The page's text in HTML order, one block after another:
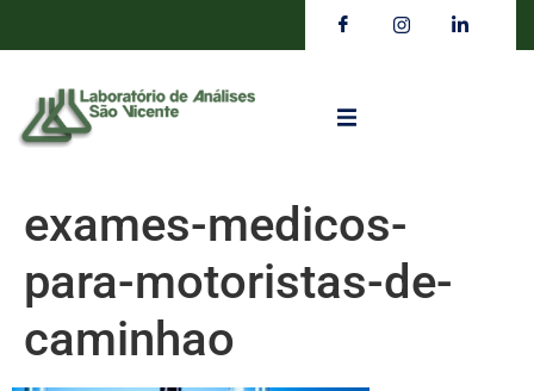
exames-medicos-
para-motoristas-de-
caminhao